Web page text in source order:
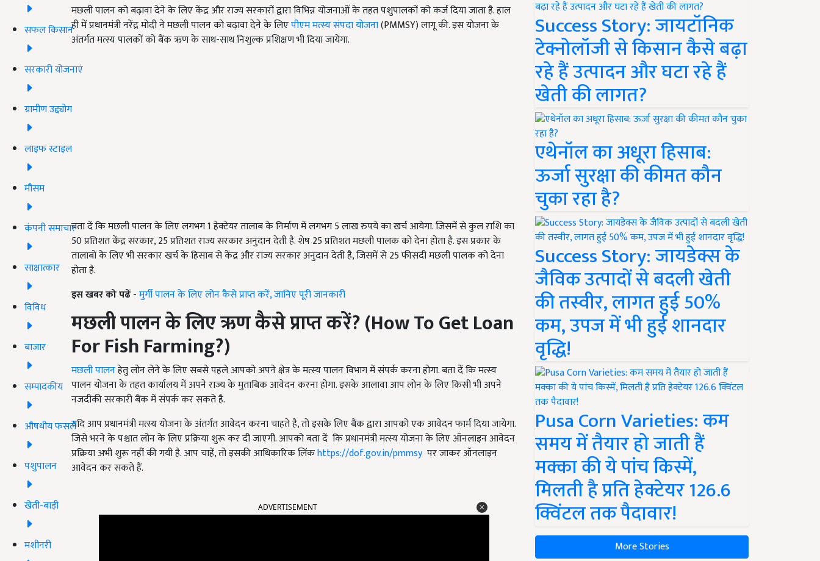
सफल किसान
सरकारी योजनाएं
ग्रामीण उद्द्योग
लाइफ स्टाइल
मौसम
कंपनी समाचार
साक्षात्कार
विविध
बाजार
सम्पादकीय
औषधीय फसलें
पशुपालन
खेती-बाड़ी
मशीनरी
मछली पालन को बढ़ावा देने के लिए केंद्र और राज्य सरकारों द्वारा विभिन्न योजनाओं के तहत पशुपालकों को कर्ज दिया जाता है. हाल
ही में प्रधानमंत्री नरेंद्र मोदी ने मछली पालन को बढ़ावा देने के लिएपीएम मत्स्य संपदा योजना(PMMSY) लागू की. इस योजना के
अंतर्गत मत्स्य पालकों को बैंक ऋण के साथ-साथ निशुल्क प्रशिक्षण भी दिया जायेगा.
बता दें कि मछली पालन के लिए लगभग 1 हेक्टेयर तालाब के निर्माण में लगभग 5 लाख रुपये का खर्च आयेगा. जिसमें से कुल राशि का
50 प्रतिशत केंद्र सरकार, 25 प्रतिशत राज्य सरकार अनुदान देती है. शेष 25 प्रतिशत मछली पालक को देना होता है. इस प्रकार के
तालाबों के लिए भी सरकार खर्च के हिसाब से केंद्र और राज्य सरकार अनुदान देती है, जिसमें से 25 फीसदी मछली पालक को देना
होता है.
इस खबर को पढें -मुर्गी पालन के लिए लोन कैसे प्राप्त करें, जानिए पूरी जानकारी
मछली पालन के लिए ऋण कैसे प्राप्त करें? (How To Get Loan
For Fish Farming?)
मछली पालनहेतु लोन लेने के लिए सबसे पहले आपको अपने क्षेत्र के मत्स्य पालन विभाग में संपर्क करना होगा. बता दें कि मत्स्य
पालन योजना के तहत कार्यालय में अपने राज्य के मुताबिक आवेदन करना होगा. इसके आलावा आप लोन के लिए किसी भी अपने
नजदीकी सरकारी बैंक में संपर्क कर सकते है.
यदि आप प्रधानमंत्री मत्स्य योजना के अंतर्गत आवेदन करना चाहते है, तो इसके लिए बैंक द्वारा आपको एक आवेदन फार्म दिया जायेगा.
जिसे भरने के पश्चात लोन के लिए प्रक्रिया शुरू कर दी जाएगी. आपको बता दें कि प्रधानमंत्री मत्स्य योजना के लिए ऑनलाइन आवेदन
प्रक्रिया अभी शुरू नहीं की गयी है. आप चाहें, तो इसकी आधिकारिक लिंकhttps://dof.gov.in/pmmsyपर जाकर ऑनलाइन
आवेदन कर सकते हैं.
Success Story: जायटॉनिक
टेक्नोलॉजी से किसान कैसे बढ़ा
रहे हैं उत्पादन और घटा रहे हैं
खेती की लागत?
एथेनॉल का अधूरा हिसाब:
ऊर्जा सुरक्षा की कीमत कौन
चुका रहा है?
Success Story: जायडेक्स के
जैविक उत्पादों से बदली खेती
की तस्वीर, लागत हुई 50%
कम, उपज में भी हुई शानदार
वृद्धि!
Pusa Corn Varieties: कम
समय में तैयार हो जाती हैं
मक्का की ये पांच किस्में,
मिलती है प्रति हेक्टेयर 126.6
क्विंटल तक पैदावार!
More Stories